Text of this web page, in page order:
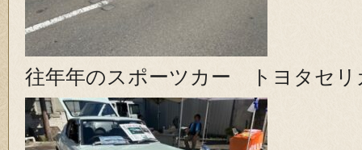
往年年のスポーツカー トヨタセリ